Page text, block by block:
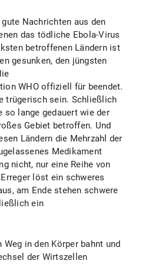
Nachrichten aus den
das tödliche Ebola-Virus
betroffenen Ländern ist
gesunken, den jüngsten
WHO offiziell für beendet.
trügerisch sein. Schließlich
so lange gedauert wie der
Gebiet betroffen. Und
Ländern die Mehrzahl der
Medikament
nicht, nur eine Reihe von
löst ein schweres
am Ende stehen schwere
ein
in den Körper bahnt und
der Wirtszellen